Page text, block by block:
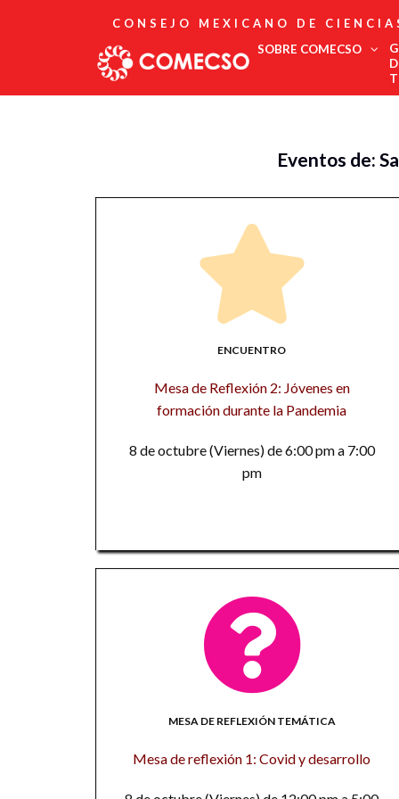
CONSEJO MEXICANO DE
SOBRE COMECSO
Directorio
Fundadores
Comité Editorial
Boletín
Eventos de:
ENCUENTRO
Mesa de Reflexión 2: Jóvenes en
formación durante la Pandemia
8 de octubre (Viernes) de 6:00 pm a 7:00
pm
MESA DE REFLEXIÓN TEMÁTICA
Mesa de reflexión 1: Covid y desarrollo